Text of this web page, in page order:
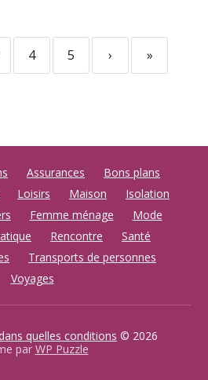
4 5 › »
Assurances
Bons plans
Loisirs Maison
Isolation
Femme ménage
Mode
Rencontre
Santé
Transports de personnes
Voyages
quelles conditions © 2026
par WP Puzzle